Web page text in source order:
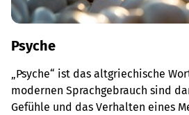
Psyche
„Psyche“ ist das altgriechische
modernen Sprachgebrauch sind
Gefühle und das Verhalten eines